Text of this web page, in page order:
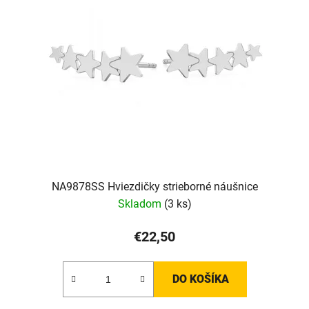
NA9878SS Hviezdičky strieborné náušnice
Skladom (3 ks)
€22,50
DO KOŠÍKA